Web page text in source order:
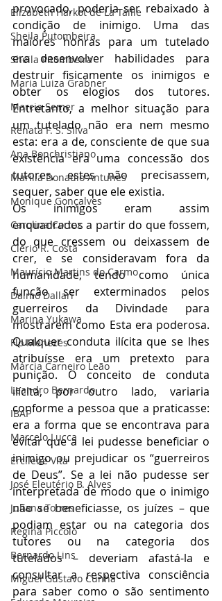
Elizabeth Harkot de La Taille
Sheila Putombeira
Sheila Pitombeira
Maria Luiza Grabner
Marcia Semer
Renata F. S. SIlva
Ana Bonchristiano
Marilia Donadio Antunes
Monique Gonçalves
Carolina Cortez
Clério R. Costa
Maurício Martins do Carmo
Dalmo Dallari
Marina Yukawa
Flo Menezes
Márcia Carneiro Leão
Leandro Bernardo
IBAP
Marcelo Lucca
Ercilene Vita
José Eleutério B. Alves
Juliana Torres
Regina Piccolo
Bernardo Lins
Miguel Gustavo Cunha
provocado, poderia ser rebaixado à
condição de inimigo. Uma das
maiores honras para um tutelado
era desenvolver habilidades para
destruir fisicamente os inimigos e
obter os elogios dos tutores.
Entretanto, a melhor situação para
um tutelado não era nem mesmo
esta: era a de, consciente de que sua
existência era uma concessão dos
tutores, estes não precisassem,
sequer, saber que ele existia.
Os inimigos eram assim
enquadrados a partir do que fossem,
do que cressem ou deixassem de
crer, e se consideravam fora da
humanidade, tendo como única
função ser exterminados pelos
guerreiros da Divindade para
mostrarem como Esta era poderosa.
Qualquer conduta ilícita que se lhes
atribuísse era um pretexto para
punição. O conceito de conduta
ilícita, por outro lado, variaria
conforme a pessoa que a praticasse:
era a forma que se encontrava para
evitar que a lei pudesse beneficiar o
inimigo ou prejudicar os “guerreiros
de Deus”. Se a lei não pudesse ser
interpretada de modo que o inimigo
não se beneficiasse, os juízes – que
podiam estar ou na categoria dos
tutores ou na categoria dos
tutelados – deveriam afastá-la e
consultar a respectiva consciência
para saber como o são sentimento